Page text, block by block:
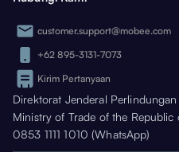
customer.support@mobee.com
+62 895-3131-7073
Kirim Pertanyaan
Direktorat Jenderal
Ministry of Trade of the Republic
0853 1111 1010 (WhatsApp)